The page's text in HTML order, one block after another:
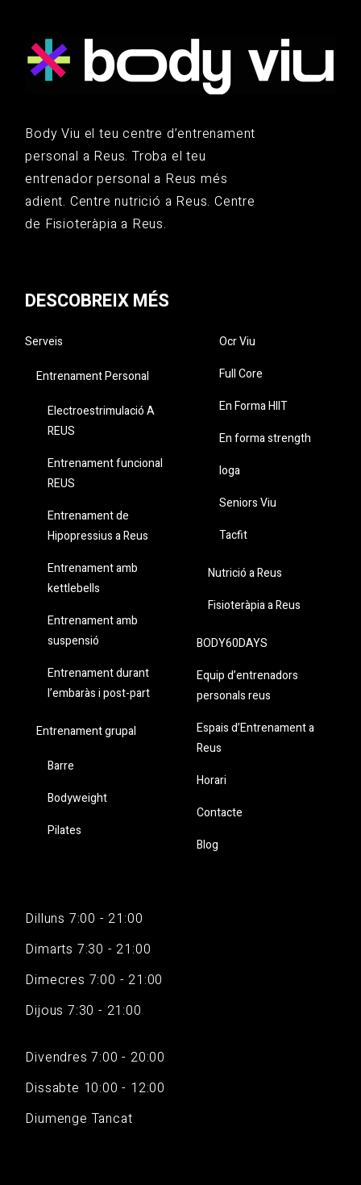
Body Viu el teu centre d’entrenament
personal a Reus. Troba el teu
entrenador personal a Reus més
adient. Centre nutrició a Reus. Centre
de Fisioteràpia a Reus.
DESCOBREIX MÉS
Serveis
Entrenament Personal
Electroestrimulació A
REUS
Entrenament funcional
REUS
Entrenament de
Hipopressius a Reus
Entrenament amb
kettlebells
Entrenament amb
suspensió
Entrenament durant
l’embaràs i post-part
Entrenament grupal
Barre
Bodyweight
Pilates
Ocr Viu
Full Core
En Forma HIIT
En forma strength
Ioga
Seniors Viu
Tacfit
Nutrició a Reus
Fisioteràpia a Reus
BODY60DAYS
Equip d’entrenadors
personals reus
Espais d’Entrenament a
Reus
Horari
Contacte
Blog
Dilluns 7:00 - 21:00
Dimarts 7:30 - 21:00
Dimecres 7:00 - 21:00
Dijous 7:30 - 21:00
Divendres 7:00 - 20:00
Dissabte 10:00 - 12:00
Diumenge Tancat